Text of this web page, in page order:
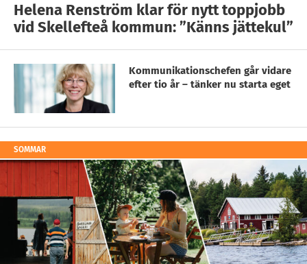
Helena Renström klar för nytt toppjobb
vid Skellefteå kommun: ”Känns jättekul”
Kommunikationschefen går vidare
efter tio år – tänker nu starta eget
SOMMAR